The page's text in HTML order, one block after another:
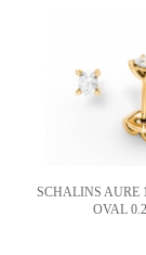
SCHALINS AURE
OVAL